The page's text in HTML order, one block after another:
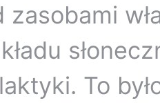
zasobami
To